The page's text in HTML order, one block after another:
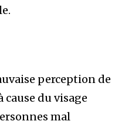
perception de
cause du visage
mal